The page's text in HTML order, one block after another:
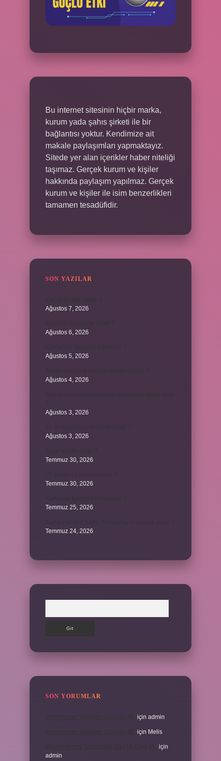
Bu internet sitesinin hiçbir marka,
kurum yada şahıs şirketi ile bir
bağlantısı yoktur. Kendimize ait
makale paylaşımları yapmaktayız.
Sitede yer alan içerikler haber niteliği
taşımaz. Gerçek kurum ve kişiler
hakkında paylaşım yapılmaz. Gerçek
kurum ve kişiler ile isim benzerlikleri
tamamen tesadüfidir.
SON YAZILAR
Ağustos 7, 2026
Ağustos 6, 2026
Ağustos 5, 2026
Ağustos 4, 2026
Ağustos 3, 2026
Ağustos 3, 2026
Temmuz 30, 2026
Temmuz 30, 2026
Temmuz 25, 2026
Temmuz 24, 2026
SON YORUMLAR
için admin
için Melis
için
admin